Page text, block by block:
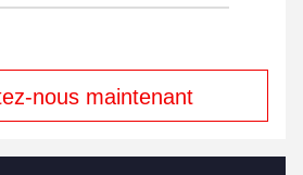
nous maintenant